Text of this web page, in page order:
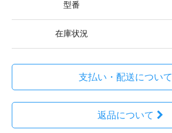
型番
在庫状況
支払い・配送について
返品について